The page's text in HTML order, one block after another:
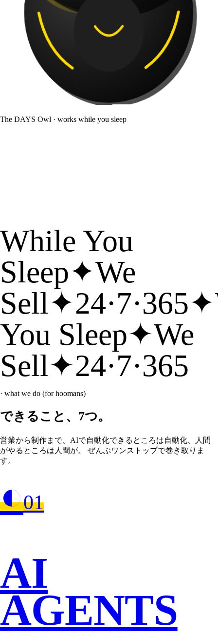
The DAYS Owl · works while you sleep
While You
Sleep✦We
Sell✦24·7·365✦
You Sleep✦We
Sell✦24·7·365
· what we do (for hoomans)
できること、7つ。
営業から制作まで、AIで自動化できるところは自動化、人間
がやるところは人間が。 ぜんぶワンストップで巻き取りま
す。
◐01
AI
AGENTS